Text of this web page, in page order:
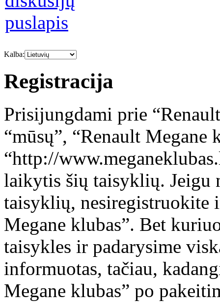
Kalba:
Registracija
Prisijungdami prie
“mūsų”, “Renault Megane
“http://
laikytis šių taisyklių. Jeigu
taisyklių, nesiregistruokite
Megane klubas”. Bet
taisykles ir padarysime
informuotas, tačiau,
Megane klubas” po